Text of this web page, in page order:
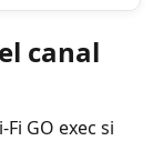
canal
GO exec si